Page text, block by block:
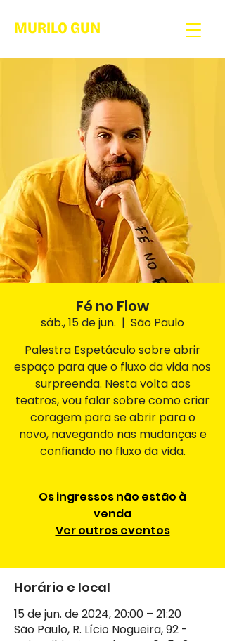
MURILO GUN
Fé no Flow
sáb., 15 de jun.
  |
São Paulo
Palestra Espetáculo sobre abrir
espaço para que o fluxo da vida nos
surpreenda. Nesta volta aos
teatros, vou falar sobre como criar
coragem para se abrir para o
novo, navegando nas mudanças e
confiando no fluxo da vida.
Os ingressos não estão à
venda
Ver outros eventos
Horário e local
15 de jun. de 2024, 20:00 – 21:20
São Paulo, R. Lício Nogueira, 92 -